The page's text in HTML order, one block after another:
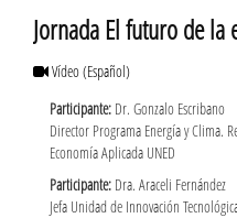
Jornada El futuro de la
Vídeo(Español)
Participante: Dr. Gonzalo Escribano
Director Programa Energía y Clima.
Economía Aplicada UNED
Participante: Dra. Araceli Fernández
Jefa Unidad de Innovación